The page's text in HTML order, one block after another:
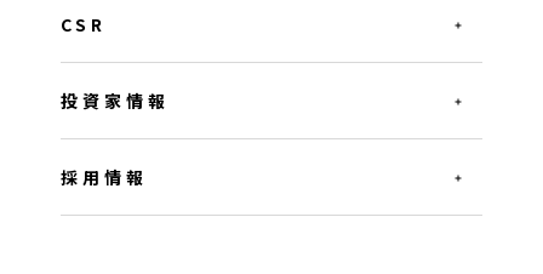
CSR
投資家情報
採用情報